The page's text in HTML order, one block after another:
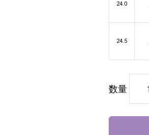
24.0
24.5
数量